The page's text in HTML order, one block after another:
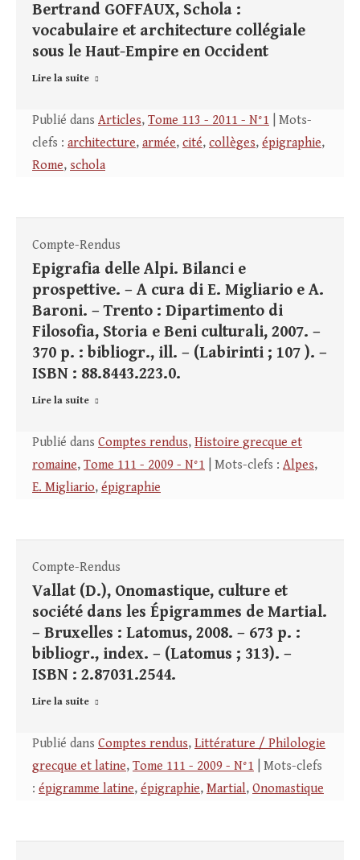
Bertrand GOFFAUX, Schola :
vocabulaire et architecture collégiale
sous le Haut-Empire en Occident
Lire la suite
Publié dans Articles, Tome 113 - 2011 - N°1 | Mots-
clefs : architecture, armée, cité, collèges, épigraphie,
Rome, schola
Compte-Rendus
Epigrafia delle Alpi. Bilanci e
prospettive. – A cura di E. Migliario e A.
Baroni. – Trento : Dipartimento di
Filosofia, Storia e Beni culturali, 2007. –
370 p. : bibliogr., ill. – (Labirinti ; 107 ). –
ISBN : 88.8443.223.0.
Lire la suite
Publié dans Comptes rendus, Histoire grecque et
romaine, Tome 111 - 2009 - N°1 | Mots-clefs : Alpes,
E. Migliario, épigraphie
Compte-Rendus
Vallat (D.), Onomastique, culture et
société dans les Épigrammes de Martial.
– Bruxelles : Latomus, 2008. – 673 p. :
bibliogr., index. – (Latomus ; 313). –
ISBN : 2.87031.2544.
Lire la suite
Publié dans Comptes rendus, Littérature / Philologie
grecque et latine, Tome 111 - 2009 - N°1 | Mots-clefs
: épigramme latine, épigraphie, Martial, Onomastique